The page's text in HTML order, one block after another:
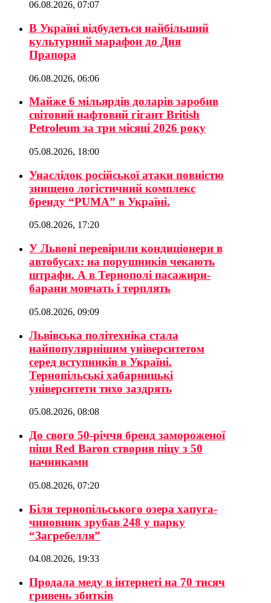
06.08.2026, 07:07
В Україні відбудеться найбільший
культурний марафон до Дня
Прапора
06.08.2026, 06:06
Майже 6 мільярдів доларів заробив
світовий нафтовий гігант British
Petroleum за три місяці 2026 року
05.08.2026, 18:00
Унаслідок російської атаки повністю
знищено логістичний комплекс
бренду “PUMA” в Україні.
05.08.2026, 17:20
У Львові перевірили кондиціонери в
автобусах: на порушників чекають
штрафи. А в Тернополі пасажири-
барани мовчать і терплять
05.08.2026, 09:09
Львівська політехніка стала
найпопулярнішим університетом
серед вступників в Україні.
Тернопільські хабарницькі
університети тихо заздрять
05.08.2026, 08:08
До свого 50-річчя бренд замороженої
піци Red Baron створив піцу з 50
начинками
05.08.2026, 07:20
Біля тернопільського озера хапуга-
чиновник зрубав 248 у парку
“Загребелля”
04.08.2026, 19:33
Продала меду в інтернеті на 70 тисяч
гривень збитків